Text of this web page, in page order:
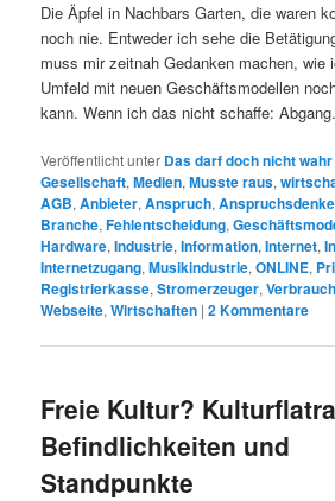
Die Äpfel in Nachbars Garten, die waren
noch nie. Entweder ich sehe die
muss mir zeitnah Gedanken machen, wie
Umfeld mit neuen Geschäftsmodellen
kann. Wenn ich das nicht schaffe: Abgang.
Veröffentlicht unter Das darf doch nicht
Gesellschaft,Medien,Musste raus,
AGB,Anbieter,Anspruch,
Branche,Fehlentscheidung,
Hardware,Industrie,Information,Internet,
Internetzugang,Musikindustrie,ONLINE,
Registrierkasse,Stromerzeuger,
Webseite,Wirtschaften |2Kommentare
Freie Kultur?
Befindlichkeiten und
Standpunkte